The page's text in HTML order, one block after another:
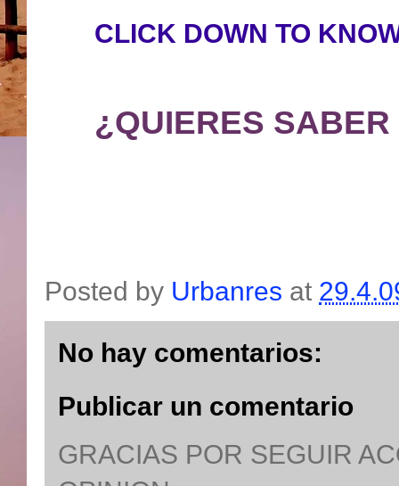
CLICK DOWN TO
¿QUIERES
Posted by Urbanres at
No hay comentarios:
Publicar un comentario
GRACIAS POR SEGUIR